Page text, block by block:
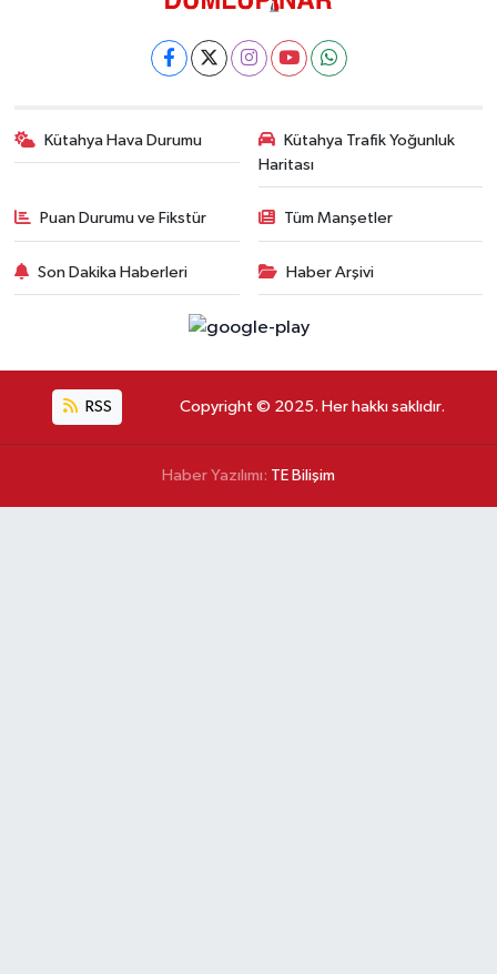
Kütahya Hava Durumu
Kütahya Trafik Yoğunluk
Haritası
Puan Durumu ve Fikstür Tüm Manşetler
Son Dakika Haberleri Haber Arşivi
RSS Copyright © 2025. Her hakkı saklıdır.
Haber Yazılımı: TE Bilişim